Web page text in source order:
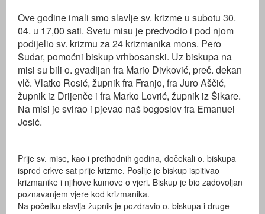
Ove godine imali smo slavlje sv. krizme u subotu 30.
04. u 17,00 sati. Svetu misu je predvodio i pod njom
podijelio sv. krizmu za 24 krizmanika mons. Pero
Sudar, pomoćni biskup vrhbosanski. Uz biskupa na
misi su bili o. gvadijan fra Mario Divković, preč. dekan
vlč. Vlatko Rosić, župnik fra Franjo, fra Juro Aščić,
župnik iz Drijenče i fra Marko Lovrić, župnik iz Šikare.
Na misi je svirao i pjevao naš bogoslov fra Emanuel
Josić.
Prije sv. mise, kao i prethodnih godina, dočekali o. biskupa
ispred crkve sat prije krizme. Poslije je biskup ispitivao
krizmanike i njihove kumove o vjeri. Biskup je bio zadovoljan
poznavanjem vjere kod krizmanika.
Na početku slavlja župnik je pozdravio o. biskupa i druge